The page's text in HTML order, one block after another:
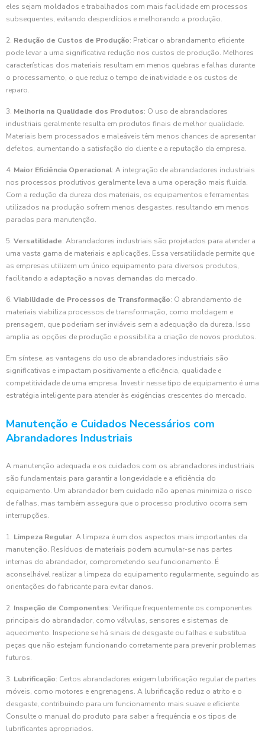
eles sejam moldados e trabalhados com mais facilidade em processos
subsequentes, evitando desperdícios e melhorando a produção.
2. Redução de Custos de Produção: Praticar o abrandamento eficiente
pode levar a uma significativa redução nos custos de produção. Melhores
características dos materiais resultam em menos quebras e falhas durante
o processamento, o que reduz o tempo de inatividade e os custos de
reparo.
3. Melhoria na Qualidade dos Produtos: O uso de abrandadores
industriais geralmente resulta em produtos finais de melhor qualidade.
Materiais bem processados e maleáveis têm menos chances de apresentar
defeitos, aumentando a satisfação do cliente e a reputação da empresa.
4. Maior Eficiência Operacional: A integração de abrandadores industriais
nos processos produtivos geralmente leva a uma operação mais fluida.
Com a redução da dureza dos materiais, os equipamentos e ferramentas
utilizados na produção sofrem menos desgastes, resultando em menos
paradas para manutenção.
5. Versatilidade: Abrandadores industriais são projetados para atender a
uma vasta gama de materiais e aplicações. Essa versatilidade permite que
as empresas utilizem um único equipamento para diversos produtos,
facilitando a adaptação a novas demandas do mercado.
6. Viabilidade de Processos de Transformação: O abrandamento de
materiais viabiliza processos de transformação, como moldagem e
prensagem, que poderiam ser inviáveis sem a adequação da dureza. Isso
amplia as opções de produção e possibilita a criação de novos produtos.
Em síntese, as vantagens do uso de abrandadores industriais são
significativas e impactam positivamente a eficiência, qualidade e
competitividade de uma empresa. Investir nesse tipo de equipamento é uma
estratégia inteligente para atender às exigências crescentes do mercado.
Manutenção e Cuidados Necessários com
Abrandadores Industriais
A manutenção adequada e os cuidados com os abrandadores industriais
são fundamentais para garantir a longevidade e a eficiência do
equipamento. Um abrandador bem cuidado não apenas minimiza o risco
de falhas, mas também assegura que o processo produtivo ocorra sem
interrupções.
1. Limpeza Regular: A limpeza é um dos aspectos mais importantes da
manutenção. Resíduos de materiais podem acumular-se nas partes
internas do abrandador, comprometendo seu funcionamento. É
aconselhável realizar a limpeza do equipamento regularmente, seguindo as
orientações do fabricante para evitar danos.
2. Inspeção de Componentes: Verifique frequentemente os componentes
principais do abrandador, como válvulas, sensores e sistemas de
aquecimento. Inspecione se há sinais de desgaste ou falhas e substitua
peças que não estejam funcionando corretamente para prevenir problemas
futuros.
3. Lubrificação: Certos abrandadores exigem lubrificação regular de partes
móveis, como motores e engrenagens. A lubrificação reduz o atrito e o
desgaste, contribuindo para um funcionamento mais suave e eficiente.
Consulte o manual do produto para saber a frequência e os tipos de
lubrificantes apropriados.